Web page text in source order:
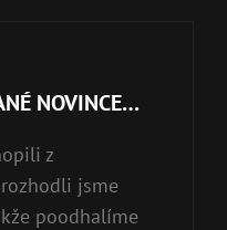
NOVINCE…
z
jsme
poodhalíme